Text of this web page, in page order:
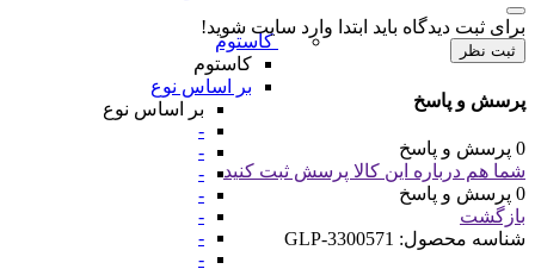
کاستوم
کاستوم
بر اساس نوع
بر اساس نوع
-
-
-
-
-
-
-
برای ثبت دیدگاه باید ابتدا وارد سایت شوید!
ثبت نظر
پرسش و پاسخ
0 پرسش و پاسخ
شما هم درباره این کالا پرسش ثبت کنید
0 پرسش و پاسخ
بازگشت
شناسه محصول: GLP-3300571